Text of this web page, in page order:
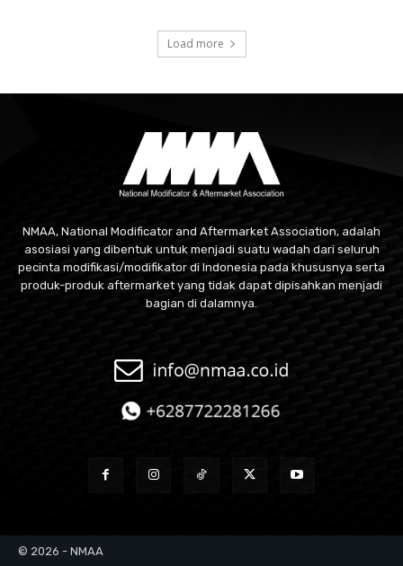
Load more
NMAA, National Modificator and Aftermarket Association, adalah
asosiasi yang dibentuk untuk menjadi suatu wadah dari seluruh
pecinta modifikasi/modifikator di Indonesia pada khususnya serta
produk-produk aftermarket yang tidak dapat dipisahkan menjadi
bagian di dalamnya.
© 2026 - NMAA